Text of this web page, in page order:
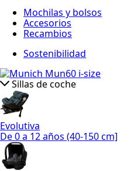
Mochilas y bolsos
Accesorios
Recambios
Sostenibilidad
Sillas de coche
Evolutiva
De 0 a 12 años (40-150 cm]